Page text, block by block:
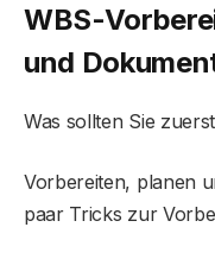
WBS-
und
Was sollten Sie
Vorbereiten, planen
paar Tricks zur